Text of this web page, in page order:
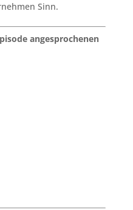
Sinn.
angesprochenen